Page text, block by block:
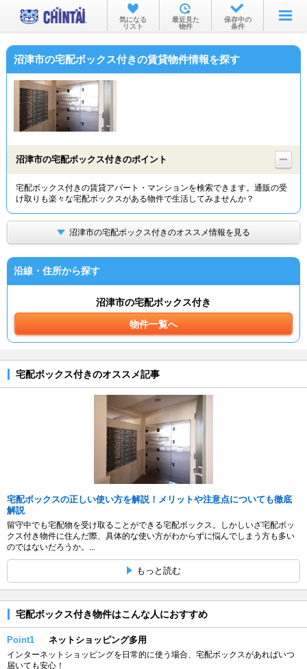
お部屋を探す
沿線・駅から
物件特集から
TOP
気になる
リスト
最近見た
物件
保存中の
条件
沼津市の宅配ボックス付きの賃貸物件情報を探す
沼津市の宅配ボックス付きのポイント
宅配ボックス付きの賃貸アパート・マンションを検索できます。通販の受
け取りも楽々な宅配ボックスがある物件で生活してみませんか？
沼津市の宅配ボックス付きのオススメ情報を見る
沿線・住所から探す
沼津市の宅配ボックス付き
物件一覧へ
宅配ボックス付きのオススメ記事
宅配ボックスの正しい使い方を解説！メリットや注意点についても徹底
解説
留守中でも宅配物を受け取ることができる宅配ボックス。しかしいざ宅配ボッ
クス付き物件に住んだ際、具体的な使い方がわからずに悩んでしまう方も多い
のではないだろうか。...
もっと読む
宅配ボックス付き物件はこんな人におすすめ
Point1 ネットショッピング多用
インターネットショッピングを日常的に使う場合、宅配ボックスがあればいつ
届いても安心！